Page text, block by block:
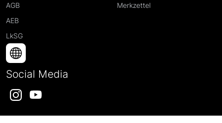
AGB
AEB
LkSG
Merkzettel
Social Media
InstagramYouTube